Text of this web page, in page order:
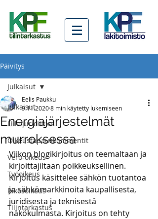
Päivitys
Julkaisut
Liikejuridiikka
Oikeustapauskommentit
Vero-oikeus
Työoikeus
Rikosoikeus
Tilintarkastus
Julkaisut
Energiajärjestelmät
murroksessa
Eelis Paukku
9.11.20208 min käytetty lukemiseen
Viikon blogikirjoitus on teemaltaan ja
kirjoittajiltaan poikkeuksellinen.
Kirjoitus käsittelee sähkön tuotantoa
ja sähkömarkkinoita kaupallisesta,
juridisesta ja teknisestä
näkökulmasta. Kirjoitus on tehty